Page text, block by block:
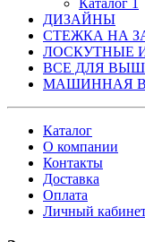
ДИЗАЙНЫ
СТЕЖКА НА
ЛОСКУТНЫЕ
ВСЕ ДЛЯ
МАШИННАЯ
Каталог
О компании
Контакты
Доставка
Оплата
Личный